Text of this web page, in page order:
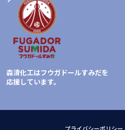
森清化工はフウガドールすみだを
応援しています。
プライバシーポリシー